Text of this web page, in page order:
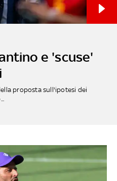
e 'scuse'
proposta sull'ipotesi dei